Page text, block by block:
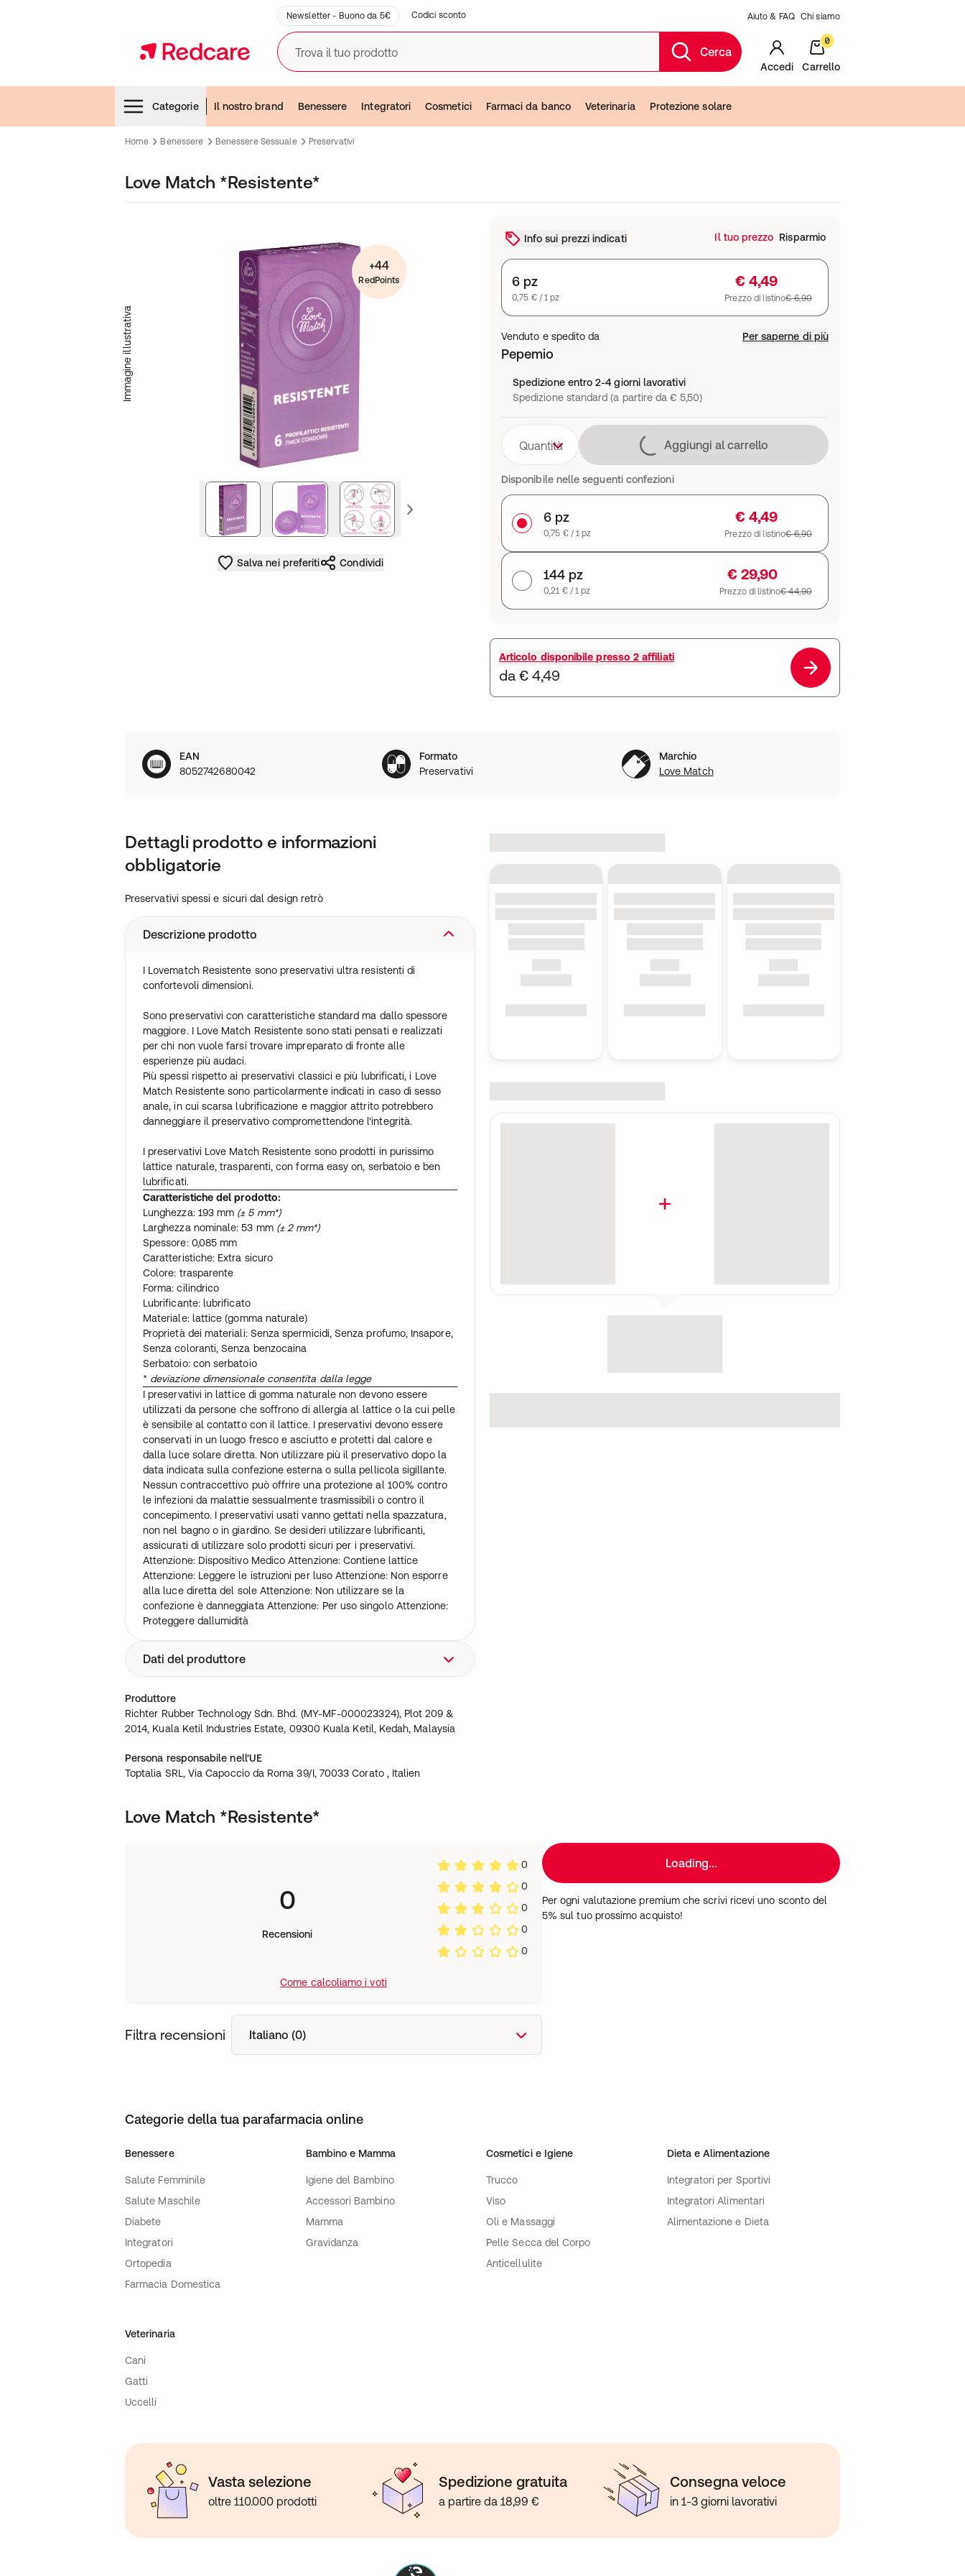
Newsletter - Buono da 5€ Codici sconto Aiuto & FAQ Chi siamo
Trova il tuo prodotto Cerca
Accedi
0
Carrello
Categorie
Il nostro brand Benessere Integratori Cosmetici Farmaci da banco Veterinaria Protezione solare
Home Benessere Benessere Sessuale Preservativi
Love Match *Resistente*
Immagine illustrativa
immagine successiva immagine precedente
+44
RedPoints
Salva nei preferiti Condividi
Info sui prezzi indicati Il tuo prezzo Risparmio
6 pz
0,75 € / 1 pz
€ 4,49
Prezzo di listino€ 6,90
Venduto e spedito da Per saperne di più
Pepemio
Spedizione entro 2-4 giorni lavorativi
Spedizione standard (a partire da € 5,50)
Quantità Caricamento in corso
Aggiungi al carrello
Disponibile nelle seguenti confezioni
6 pz
0,75 € / 1 pz
€ 4,49
Prezzo di listino€ 6,90
144 pz
0,21 € / 1 pz
€ 29,90
Prezzo di listino€ 44,90
Articolo disponibile presso 2 affiliati
da € 4,49
EAN
8052742680042
Formato
Preservativi
Marchio
Love Match
Dettagli prodotto e informazioni
obbligatorie
Preservativi spessi e sicuri dal design retrò
Descrizione prodotto
I Lovematch Resistente sono preservativi ultra resistenti di
confortevoli dimensioni.
Sono preservativi con caratteristiche standard ma dallo spessore
maggiore. I Love Match Resistente sono stati pensati e realizzati
per chi non vuole farsi trovare impreparato di fronte alle
esperienze più audaci.
Più spessi rispetto ai preservativi classici e più lubrificati, i Love
Match Resistente sono particolarmente indicati in caso di sesso
anale, in cui scarsa lubrificazione e maggior attrito potrebbero
danneggiare il preservativo compromettendone l'integrità.
I preservativi Love Match Resistente sono prodotti in purissimo
lattice naturale, trasparenti, con forma easy on, serbatoio e ben
lubrificati.
Caratteristiche del prodotto:
Lunghezza: 193 mm (± 5 mm*)
Larghezza nominale: 53 mm (± 2 mm*)
Spessore: 0,085 mm
Caratteristiche: Extra sicuro
Colore: trasparente
Forma: cilindrico
Lubrificante: lubrificato
Materiale: lattice (gomma naturale)
Proprietà dei materiali: Senza spermicidi, Senza profumo, Insapore,
Senza coloranti, Senza benzocaina
Serbatoio: con serbatoio
* deviazione dimensionale consentita dalla legge
I preservativi in ​​lattice di gomma naturale non devono essere
utilizzati da persone che soffrono di allergia al lattice o la cui pelle
è sensibile al contatto con il lattice. I preservativi devono essere
conservati in un luogo fresco e asciutto e protetti dal calore e
dalla luce solare diretta. Non utilizzare più il preservativo dopo la
data indicata sulla confezione esterna o sulla pellicola sigillante.
Nessun contraccettivo può offrire una protezione al 100% contro
le infezioni da malattie sessualmente trasmissibili o contro il
concepimento. I preservativi usati vanno gettati nella spazzatura,
non nel bagno o in giardino. Se desideri utilizzare lubrificanti,
assicurati di utilizzare solo prodotti sicuri per i preservativi.
Attenzione: Dispositivo Medico Attenzione: Contiene lattice
Attenzione: Leggere le istruzioni per luso Attenzione: Non esporre
alla luce diretta del sole Attenzione: Non utilizzare se la
confezione è danneggiata Attenzione: Per uso singolo Attenzione:
Proteggere dallumidità
Dati del produttore
Richter Rubber Technology Sdn. Bhd. (MY-MF-000023324), Plot
209 & 2014, Kuala Ketil Industries Estate, 09300 Kuala Ketil,
Kedah, Malaysia
Produttore
Richter Rubber Technology Sdn. Bhd. (MY-MF-000023324), Plot 209 &
2014, Kuala Ketil Industries Estate, 09300 Kuala Ketil, Kedah, Malaysia
Persona responsabile nell'UE
Toptalia SRL, Via Capoccio da Roma 39/I, 70033 Corato , Italien
Love Match *Resistente*
0
Recensioni
0
0
0
0
0
Come calcoliamo i voti
Filtra recensioni Italiano (0)
Loading...
Per ogni valutazione premium che scrivi ricevi uno sconto del
5% sul tuo prossimo acquisto!
Categorie della tua parafarmacia online
Benessere
Salute Femminile
Salute Maschile
Diabete
Integratori
Ortopedia
Farmacia Domestica
Bambino e Mamma
Igiene del Bambino
Accessori Bambino
Mamma
Gravidanza
Cosmetici e Igiene
Trucco
Viso
Oli e Massaggi
Pelle Secca del Corpo
Anticellulite
Dieta e Alimentazione
Integratori per Sportivi
Integratori Alimentari
Alimentazione e Dieta
Veterinaria
Cani
Gatti
Uccelli
Vasta selezione
oltre 110.000 prodotti
Spedizione gratuita
a partire da 18,99 €
Consegna veloce
in 1-3 giorni lavorativi